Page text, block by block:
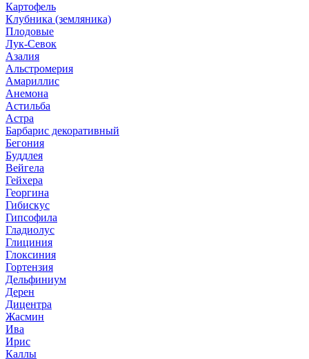
Картофель
Клубника (земляника)
Плодовые
Лук-Севок
Азалия
Альстромерия
Амариллис
Анемона
Астильба
Астра
Барбарис декоративный
Бегония
Буддлея
Вейгела
Гейхера
Георгина
Гибискус
Гипсофила
Гладиолус
Глициния
Глоксиния
Гортензия
Дельфиниум
Дерен
Дицентра
Жасмин
Ива
Ирис
Каллы